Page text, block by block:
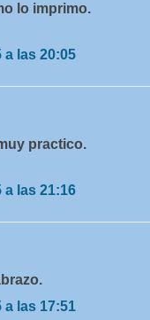
lo imprimo.
a las 20:05
practico.
a las 21:16
a las 17:51